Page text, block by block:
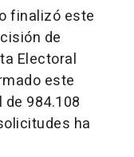
finalizó este
de
Electoral
este
984.108
ha